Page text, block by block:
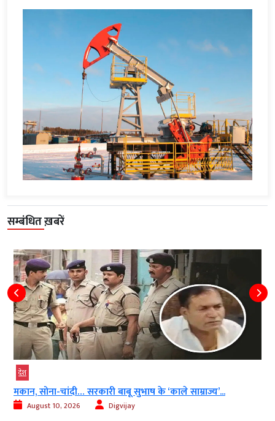
सम्बंधित ख़बरें
देश
मकान, सोना-चांदी… सरकारी बाबू सुभाष के ‘काले साम्राज्य’...
August 10, 2026 Digvijay